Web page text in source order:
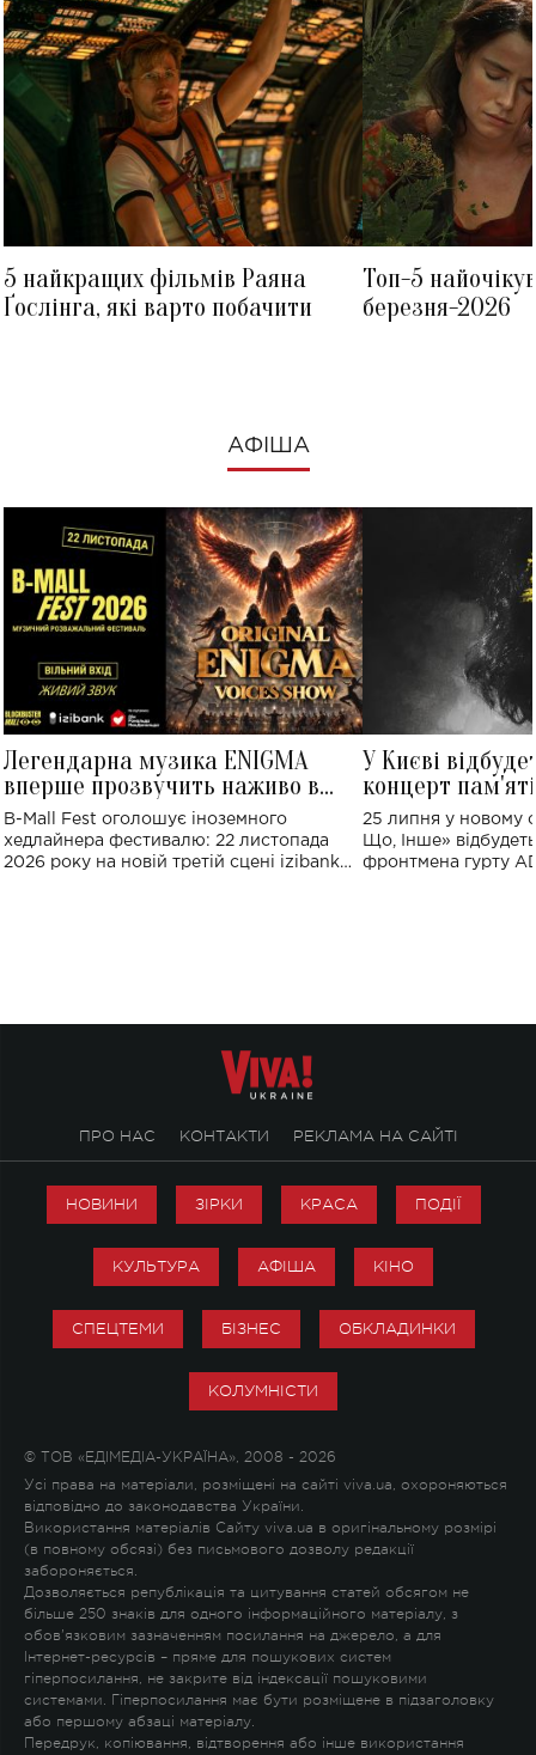
5 найкращих фільмів Раяна
Ґослінга, які варто побачити
Топ-5
березня-2026
АФІША
Легендарна музика ENIGMA
вперше прозвучить наживо в
Україні: де відбудеться концерт
B-Mall Fest оголошує іноземного
хедлайнера фестивалю: 22 листопада
2026 року на новій третій сцені izibank
У Києві
концерт
Клименка:
виконають
25 липня у новому
Що, Інше»
фронтмена гурту
ПРО НАС КОНТАКТИ РЕКЛАМА НА САЙТІ
НОВИНИ ЗІРКИ КРАСА ПОДІЇ
КУЛЬТУРА АФІША КІНО
СПЕЦТЕМИ БІЗНЕС ОБКЛАДИНКИ
КОЛУМНІСТИ
© ТОВ «ЕДІМЕДІА-УКРАЇНА», 2008 - 2026
Усі права на матеріали, розміщені на сайті viva.ua, охороняються
відповідно до законодавства України.
Використання матеріалів Сайту viva.ua в оригінальному розмірі
(в повному обсязі) без письмового дозволу редакції
забороняється.
Дозволяється републікація та цитування статей обсягом не
більше 250 знаків для одного інформаційного матеріалу, з
обов'язковим зазначенням посилання на джерело, а для
Інтернет-ресурсів – пряме для пошукових систем
гіперпосилання, не закрите від індексації пошуковими
системами. Гіперпосилання має бути розміщене в підзаголовку
або першому абзаці матеріалу.
Передрук, копіювання, відтворення або інше використання